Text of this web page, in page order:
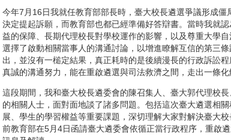
今年7月16日我就任教育部部長時，臺大校長遴選爭議形成
決定提起訴願，而教育部也都已經準備好答辯書。當時我就
益的保障、長期代理校長對學校運作的影響，以及尊重大學
選擇了啟動相關當事人的溝通討論，以增進瞭解互信的第三
出，並沒有一槌定結果，真正耗時的是後續漫長的行政訴訟
真誠的溝通努力，能在重啟遴選與司法救濟之間，走出一條化
這段期間，我和臺大校長遴委會的陳召集人、臺大郭代理校
的相關人士，面對面地談了諸多問題。包括這次臺大遴選相
展、學生的學習權益等重要課題，深切理解大家對解決臺大
前教育部在5月4日函請臺大遴委會依循正當行政程序，重啟